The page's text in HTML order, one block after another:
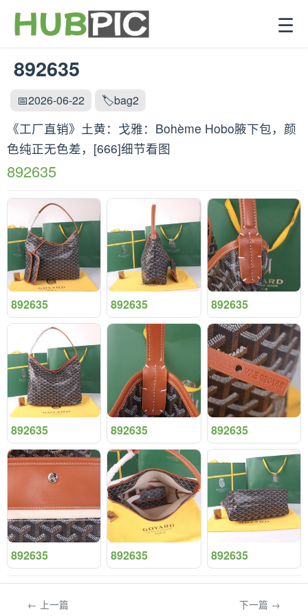
☰
892635
📅2026-06-22 🏷️bag2
《工厂直销》土黄：戈雅：‌Bohème Hobo腋下包，颜
色纯正无色差，[666]细节看图
892635
892635 892635 892635
892635 892635 892635
892635 892635 892635
← 上一篇 下一篇 →